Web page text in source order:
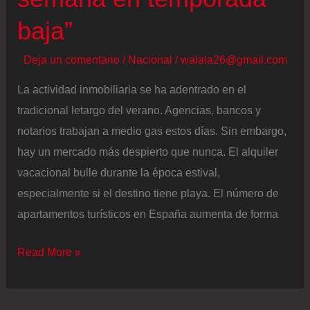
baja”
Deja un comentario / Nacional /walala26@gmail.com
La actividad inmobiliaria se ha adentrado en el
tradicional letargo del verano. Agencias, bancos y
notarios trabajan a medio gas estos días. Sin embargo,
hay un mercado más despierto que nunca. El alquiler
vacacional bulle durante la época estival,
especialmente si el destino tiene playa. El número de
apartamentos turísticos en España aumenta de forma
Propietarios
Read More »